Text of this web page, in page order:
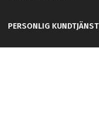
PERSONLIG KUNDTJÄNST